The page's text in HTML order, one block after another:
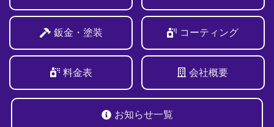
鈑金・塗装 コーティング
料金表 会社概要
お知らせ一覧